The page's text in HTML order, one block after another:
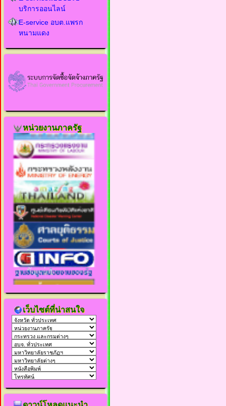
บริการออนไลน์
E-service อบต.แพรก
หนามแดง
หน่วยงานภาครัฐ
เว็บไซต์ที่น่าสนใจ